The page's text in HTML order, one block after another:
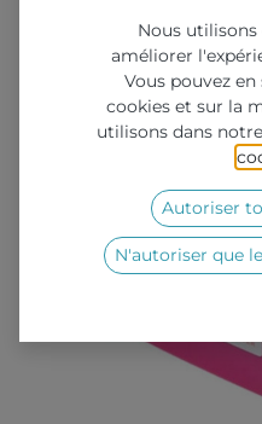
Nous utilisons
améliorer
Vous pouvez
cookies et sur la
utilisons dans notre
Autoriser
N'autoriser que